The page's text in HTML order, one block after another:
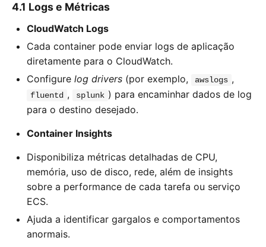
4.1 Logs e Métricas
CloudWatch Logs
Cada container pode enviar logs de aplicação
diretamente para o CloudWatch.
Configure log drivers (por exemplo, awslogs ,
fluentd , splunk ) para encaminhar dados de log
para o destino desejado.
Container Insights
Disponibiliza métricas detalhadas de CPU,
memória, uso de disco, rede, além de insights
sobre a performance de cada tarefa ou serviço
ECS.
Ajuda a identificar gargalos e comportamentos
anormais.